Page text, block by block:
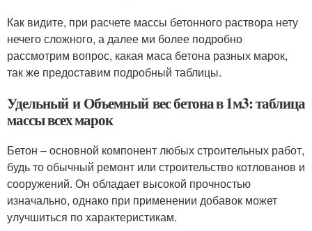
Как видите, при расчете массы бетонного раствора нету
нечего сложного, а далее ми более подробно
рассмотрим вопрос, какая маса бетона разных марок,
так же предоставим подробный таблицы.
Удельный и Объемный вес бетона в 1м3: таблица
массы всех марок
Бетон – основной компонент любых строительных работ,
будь то обычный ремонт или строительство котлованов и
сооружений. Он обладает высокой прочностью
изначально, однако при применении добавок может
улучшиться по характеристикам.